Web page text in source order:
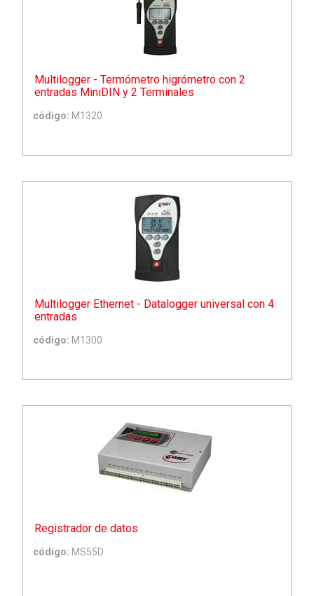
Multilogger - Termómetro higrómetro con 2
entradas MiniDIN y 2 Terminales
código: M1320
Multilogger Ethernet - Datalogger universal con 4
entradas
código: M1300
Registrador de datos
código: MS55D